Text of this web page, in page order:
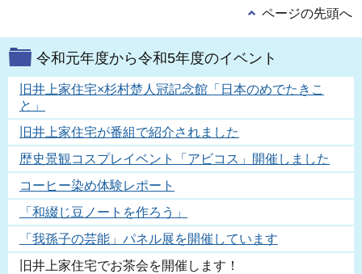
ページの先頭へ
令和元年度から令和5年度のイベント
旧井上家住宅×杉村楚人冠記念館「日本のめでたきこ
と」
旧井上家住宅が番組で紹介されました
歴史景観コスプレイベント「アビコス」開催しました
コーヒー染め体験レポート
「和綴じ豆ノートを作ろう」
「我孫子の芸能」パネル展を開催しています
旧井上家住宅でお茶会を開催します！